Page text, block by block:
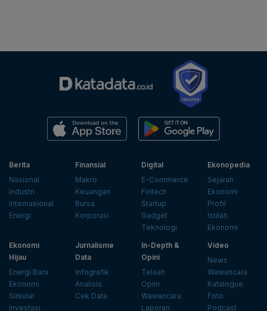
Berita
Nasional
Industri
Internasional
Energi
Finansial
Makro
Keuangan
Bursa
Korporasi
Digital
E-Commerce
Fintech
Startup
Gadget
Teknologi
Ekonopedia
Sejarah
Ekonomi
Profil
Istilah
Ekonomi
Ekonomi
Hijau
Energi Baru
Ekonomi
Sirkular
Investasi
Jurnalisme
Data
Infografik
Analisis
Cek Data
In-Depth &
Opini
Telaah
Opini
Wawancara
Laporan
Video
News
Wawancara
Katalogue
Foto
Podcast